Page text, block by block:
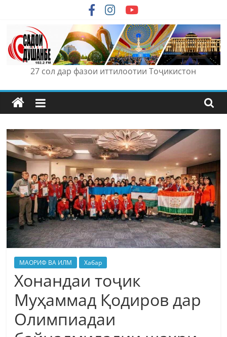
content
27 сол дар фазои иттилоотии Тоҷикистон
МАОРИФ ВА ИЛМ Хабар
Хонандаи тоҷик
Муҳаммад Қодиров дар
Олимпиадаи